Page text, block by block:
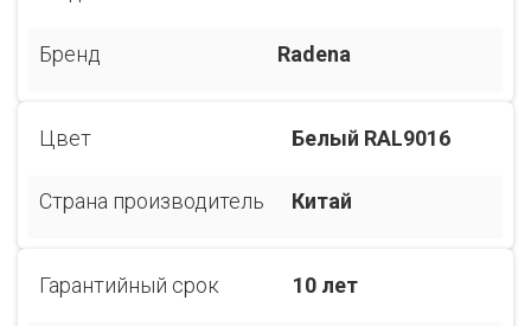
Бренд Radena
Цвет Белый RAL9016
Страна производитель Китай
Гарантийный срок 10 лет